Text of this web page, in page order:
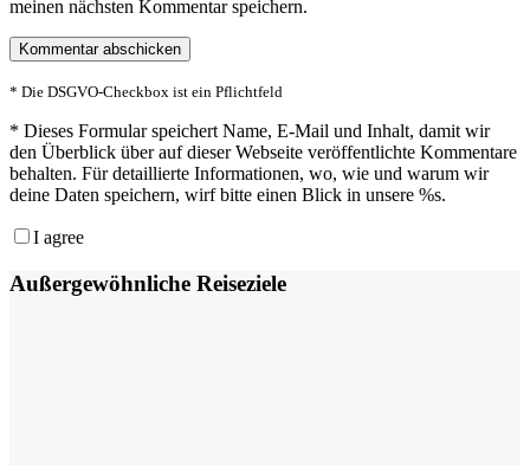
meinen nächsten Kommentar speichern.
* Die DSGVO-Checkbox ist ein Pflichtfeld
* Dieses Formular speichert Name, E-Mail und Inhalt, damit wir
den Überblick über auf dieser Webseite veröffentlichte Kommentare
behalten. Für detaillierte Informationen, wo, wie und warum wir
deine Daten speichern, wirf bitte einen Blick in unsere %s.
I agree
Außergewöhnliche Reiseziele